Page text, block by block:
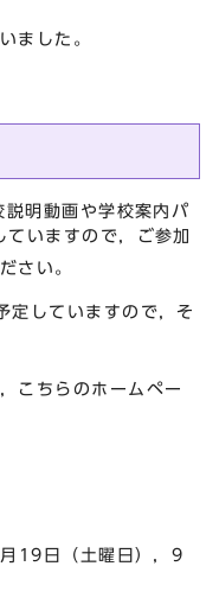
ました。
明動画や学校案内パ
いますので，ご参加
さい。
定していますので，そ
こちらのホームペー
日（土曜日），9